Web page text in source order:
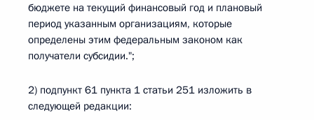
бюджете на текущий финансовый год и плановый
период указанным организациям, которые
определены этим федеральным законом как
получатели субсидии.";
2) подпункт 61 пункта 1 статьи 251 изложить в
следующей редакции: